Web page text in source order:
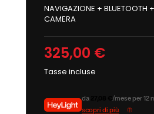
NAVIGAZIONE + BLUETOOTH
CAMERA
325,00 €
Tasse incluse
da
/mese per 12
scopri di più